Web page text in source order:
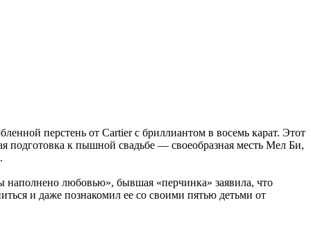
перстень от Cartier с бриллиантом в восемь карат. Этот
подготовка к пышной свадьбе — своеобразная месть Мел Би,
любовью», бывшая «перчинка» заявила, что
и даже познакомил ее со своими пятью детьми от